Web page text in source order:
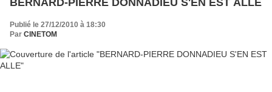
BERNARD-PIERRE DONNADIEU S'EN EST ALLE
Publié le 27/12/2010 à 18:30
Par CINETOM